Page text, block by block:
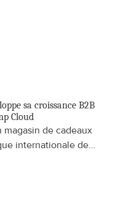
sa croissance B2B
Cloud
magasin de cadeaux
internationale de
Orderchamp
et Dropship